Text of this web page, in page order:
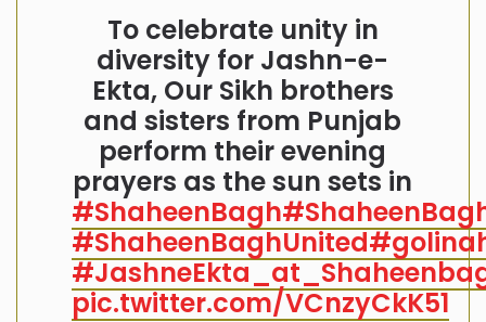
To celebrate unity in
diversity for Jashn-e-
Ekta, Our Sikh brothers
and sisters from Punjab
perform their evening
prayers as the sun sets in
#ShaheenBagh
#ShaheenBaghUnited
pic.twitter.com/VCnzyCkK51